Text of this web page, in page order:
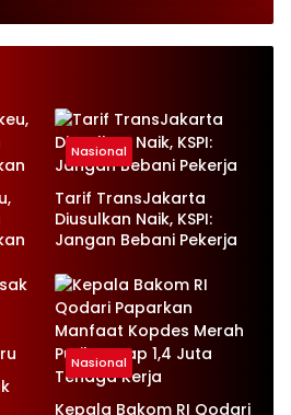
Kesongo Antusias
Belajar
Nasional
Tarif TransJakarta
Diusulkan Naik, KSPI:
Jangan Bebani Pekerja
Nasional
Kepala Bakom RI Qodari